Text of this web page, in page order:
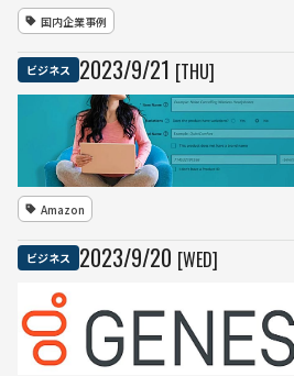
国内企業事例
ビジネス 2023/9/21 [THU]
Amazon
ビジネス 2023/9/20 [WED]